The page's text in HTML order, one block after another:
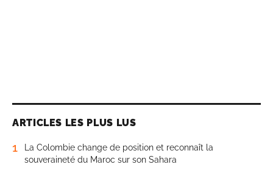
ARTICLES LES PLUS LUS
1
La Colombie change de position et reconnaît la
souveraineté du Maroc sur son Sahara